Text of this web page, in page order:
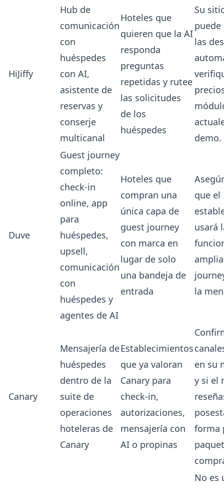
HiJiffy
Hub de
comunicación
con
huéspedes
con AI,
asistente de
reservas y
conserje
multicanal
Hoteles que
quieren que la AI
responda
preguntas
repetidas y rutee
las solicitudes
de los
huéspedes
Su
las
demo.
Duve
Guest journey
completo:
check-in
online, app
para
huéspedes,
upsell,
comunicación
con
huéspedes y
agentes de AI
Hoteles que
compran una
única capa de
guest journey
con marca en
lugar de solo
una bandeja de
entrada
que el
usará
la
Canary
Mensajería de
huéspedes
dentro de la
suite de
operaciones
hoteleras de
Canary
Establecimientos
que ya valoran
Canary para
check-in,
autorizaciones,
mensajería con
AI o propinas
en su
y si el
forma
No es